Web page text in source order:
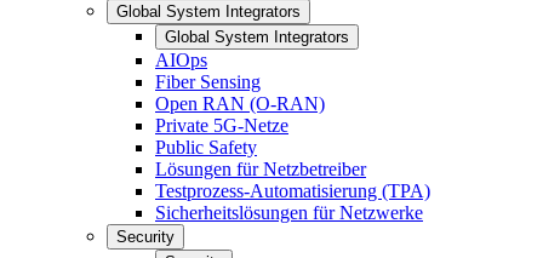
Global System Integrators
Global System Integrators
AIOps
Fiber Sensing
Open RAN (O-RAN)
Private 5G-Netze
Public Safety
Lösungen für Netzbetreiber
Testprozess-Automatisierung (TPA)
Sicherheitslösungen für Netzwerke
Security